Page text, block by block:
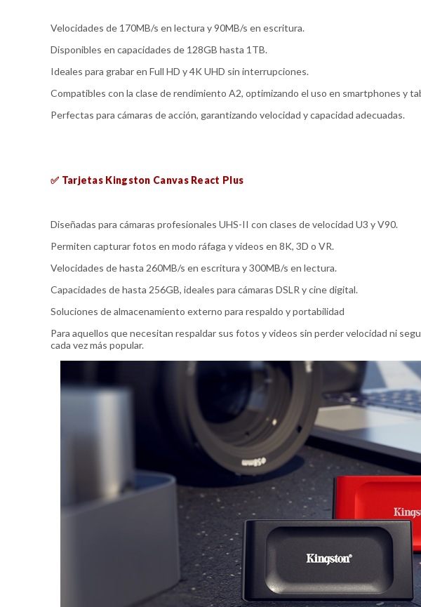
Velocidades de 170MB/s en lectura y 90MB/s en escritura.
Disponibles en capacidades de 128GB hasta 1TB.
Ideales para grabar en Full HD y 4K UHD sin interrupciones.
Compatibles con la clase de rendimiento A2, optimizando el uso en smartphones y
Perfectas para cámaras de acción, garantizando velocidad y capacidad adecuadas.
✅ Tarjetas Kingston Canvas React Plus
Diseñadas para cámaras profesionales UHS-II con clases de velocidad U3 y V90.
Permiten capturar fotos en modo ráfaga y videos en 8K, 3D o VR.
Velocidades de hasta 260MB/s en escritura y 300MB/s en lectura.
Capacidades de hasta 256GB, ideales para cámaras DSLR y cine digital.
Soluciones de almacenamiento externo para respaldo y portabilidad
Para aquellos que necesitan respaldar sus fotos y videos sin perder velocidad ni
cada vez más popular.